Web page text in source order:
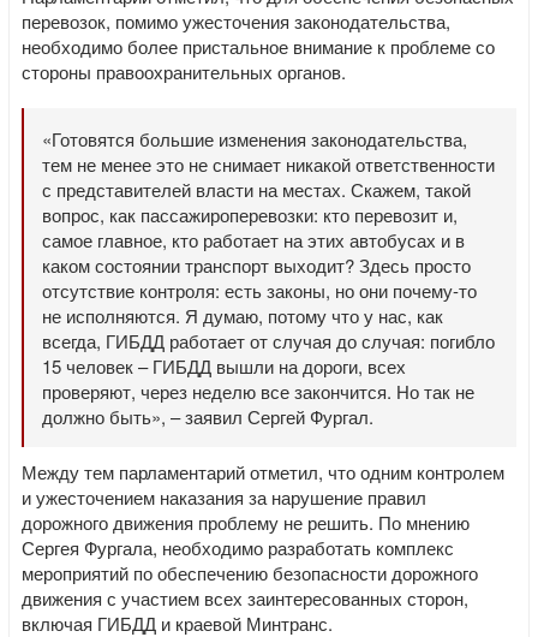
перевозок, помимо ужесточения законодательства,
необходимо более пристальное внимание к проблеме со
стороны правоохранительных органов.
«Готовятся большие изменения законодательства,
тем не менее это не снимает никакой ответственности
с представителей власти на местах. Скажем, такой
вопрос, как пассажироперевозки: кто перевозит и,
самое главное, кто работает на этих автобусах и в
каком состоянии транспорт выходит? Здесь просто
отсутствие контроля: есть законы, но они почему-то
не исполняются. Я думаю, потому что у нас, как
всегда, ГИБДД работает от случая до случая: погибло
15 человек – ГИБДД вышли на дороги, всех
проверяют, через неделю все закончится. Но так не
должно быть», – заявил Сергей Фургал.
Между тем парламентарий отметил, что одним контролем
и ужесточением наказания за нарушение правил
дорожного движения проблему не решить. По мнению
Сергея Фургала, необходимо разработать комплекс
мероприятий по обеспечению безопасности дорожного
движения с участием всех заинтересованных сторон,
включая ГИБДД и краевой Минтранс.